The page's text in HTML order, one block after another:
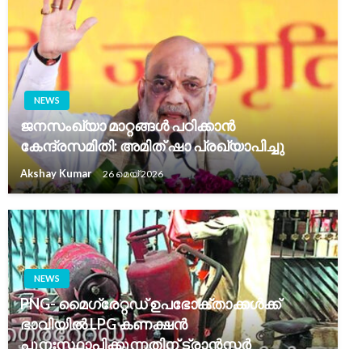
NEWS
ജനസംഖ്യാ മാറ്റങ്ങൾ പഠിക്കാൻ
കേന്ദ്രസമിതി: അമിത് ഷാ പ്രഖ്യാപിച്ചു
Akshay Kumar 26 മെയ്‌ 2026
NEWS
PNG- മൈഗ്രേറ്റഡ് ഉപഭോക്താക്കൾക്ക്
ഭാവിയിൽ LPG കണക്ഷൻ
പുനഃസ്ഥാപിക്കുന്നതിന് ട്രാൻസ്ഫർ